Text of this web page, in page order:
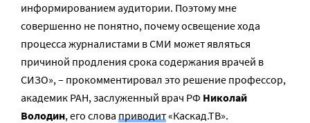
информированием аудитории. Поэтому мне
совершенно не понятно, почему освещение хода
процесса журналистами в СМИ может являться
причиной продления срока содержания врачей в
СИЗО», – прокомментировал это решение профессор,
академик РАН, заслуженный врач РФ Николай
Володин, его слова приводит«Каскад.ТВ».